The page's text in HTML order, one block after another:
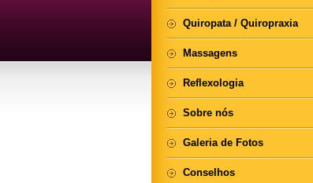
Quiropata / Quiropraxia
Massagens
Reflexologia
Sobre nós
Galeria de Fotos
Conselhos